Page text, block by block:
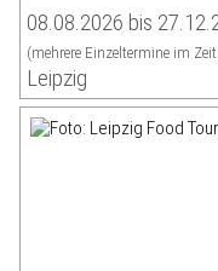
08.08.2026 bis
(mehrere Einzeltermine im
Leipzig